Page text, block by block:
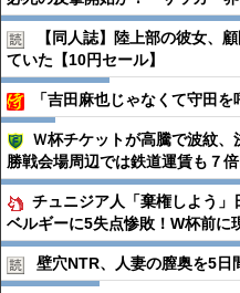
【同人誌】陸上部の彼女、
ていた【10円セール】
「吉田麻也じゃなくて守田
Ｗ杯チケットが高騰で波紋
勝戦会場周辺では鉄道運賃も７
チュニジア人「棄権しよう」
ベルギーに5失点惨敗！W杯前に
壁穴NTR、人妻の膣奥を5日